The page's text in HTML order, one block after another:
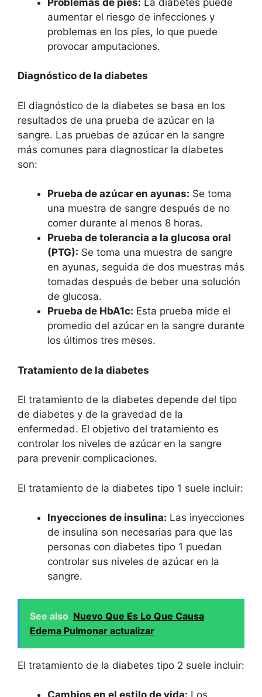
aumentar el riesgo de infecciones y
problemas en los pies, lo que puede
provocar amputaciones.
Diagnóstico de la diabetes
El diagnóstico de la diabetes se basa en los
resultados de una prueba de azúcar en la
sangre. Las pruebas de azúcar en la sangre
más comunes para diagnosticar la diabetes
son:
Prueba de azúcar en ayunas: Se toma
una muestra de sangre después de no
comer durante al menos 8 horas.
Prueba de tolerancia a la glucosa oral
(PTG): Se toma una muestra de sangre
en ayunas, seguida de dos muestras más
tomadas después de beber una solución
de glucosa.
Prueba de HbA1c: Esta prueba mide el
promedio del azúcar en la sangre durante
los últimos tres meses.
Tratamiento de la diabetes
El tratamiento de la diabetes depende del tipo
de diabetes y de la gravedad de la
enfermedad. El objetivo del tratamiento es
controlar los niveles de azúcar en la sangre
para prevenir complicaciones.
El tratamiento de la diabetes tipo 1 suele incluir:
Inyecciones de insulina: Las inyecciones
de insulina son necesarias para que las
personas con diabetes tipo 1 puedan
controlar sus niveles de azúcar en la
sangre.
See also Nuevo Que Es Lo Que Causa
Edema Pulmonar actualizar
El tratamiento de la diabetes tipo 2 suele incluir: